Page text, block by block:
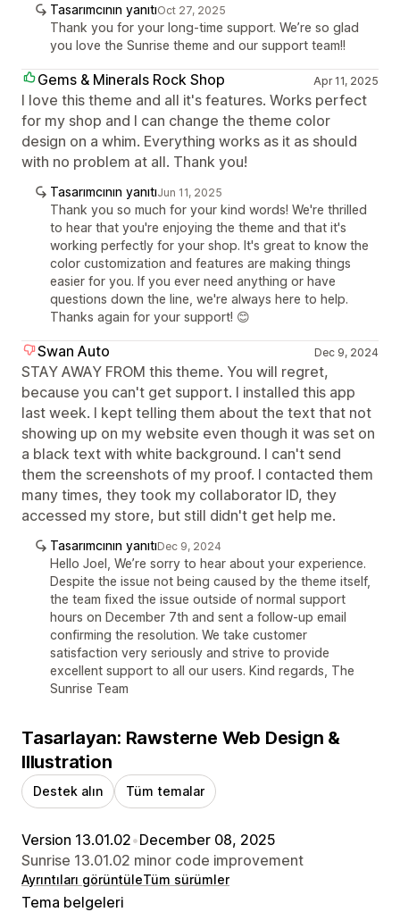
Tasarımcının yanıtıOct 27, 2025
Thank you for your long-time support. We’re so glad
you love the Sunrise theme and our support team!!
Gems & Minerals Rock Shop Apr 11, 2025
I love this theme and all it's features. Works perfect
for my shop and I can change the theme color
design on a whim. Everything works as it as should
with no problem at all. Thank you!
Tasarımcının yanıtıJun 11, 2025
Thank you so much for your kind words! We're thrilled
to hear that you're enjoying the theme and that it's
working perfectly for your shop. It's great to know the
color customization and features are making things
easier for you. If you ever need anything or have
questions down the line, we're always here to help.
Thanks again for your support! 😊
Swan Auto Dec 9, 2024
STAY AWAY FROM this theme. You will regret,
because you can't get support. I installed this app
last week. I kept telling them about the text that not
showing up on my website even though it was set on
a black text with white background. I can't send
them the screenshots of my proof. I contacted them
many times, they took my collaborator ID, they
accessed my store, but still didn't get help me.
Tasarımcının yanıtıDec 9, 2024
Hello Joel, We’re sorry to hear about your experience.
Despite the issue not being caused by the theme itself,
the team fixed the issue outside of normal support
hours on December 7th and sent a follow-up email
confirming the resolution. We take customer
satisfaction very seriously and strive to provide
excellent support to all our users. Kind regards, The
Sunrise Team
Tasarlayan: Rawsterne Web Design &
Illustration
Destek alın Tüm temalar
Version 13.01.02•December 08, 2025
Sunrise 13.01.02 minor code improvement
Ayrıntıları görüntüleTüm sürümler
Tema belgeleri